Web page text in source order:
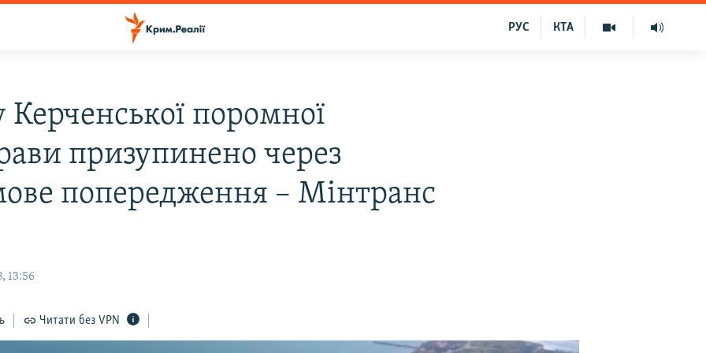
КТА
РУС
Керченської поромної
призупинено через
попередження – Мінтранс
13:56
Читати без VPN